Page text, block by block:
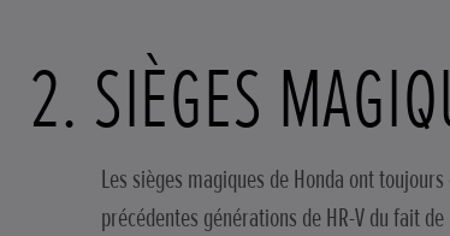
2. SIÈGES
Les sièges magiques de Honda ont
précédentes générations de HR-V du fait